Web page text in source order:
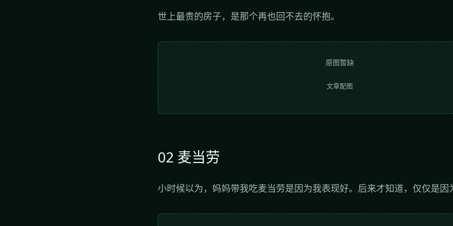
世上最贵的房子，是那个再也回不去的怀抱。
原图暂缺
文章配图
02 麦当劳
小时候以为，妈妈带我吃麦当劳是因为我表现好。后来才知道，仅仅是因